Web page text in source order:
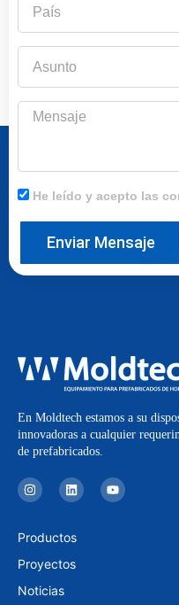
Mensaje
He leído y acepto las
Enviar Mensaje
En Moldtech estamos a su
innovadoras a cualquier
de prefabricados.
I
n
s
a
g
a
L
i
n
e
d
n
Y
o
u
Productos
Proyectos
Noticias